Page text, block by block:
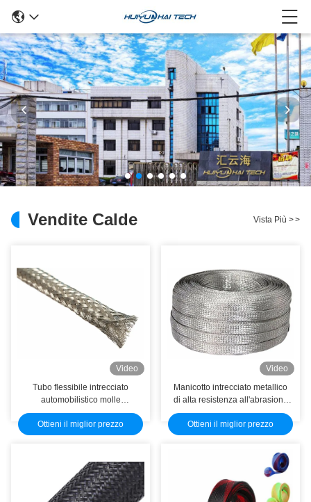
Vendite Calde Vista Più >>
Video
Tubo flessibile intrecciato
automobilistico molle
dell'acciaio inossidabile per la
gestione del cavo elettrico
Ottieni il miglior prezzo
Video
Manicotto intrecciato metallico
di alta resistenza all'abrasione
per EMI Shielding
Ottieni il miglior prezzo